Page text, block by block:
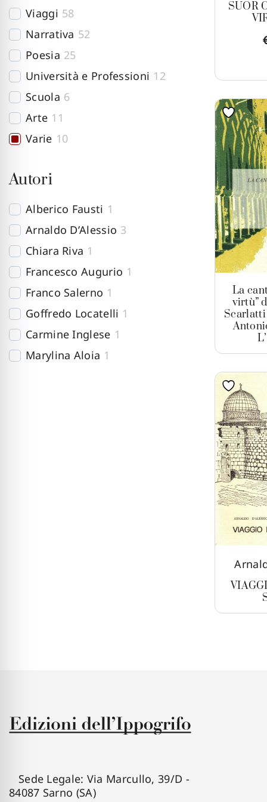
SUOR
La
virtù”
Scarlatti
Viaggi 58
Narrativa 52
Poesia 25
Università e Professioni 12
Scuola 6
Arte 11
Varie 10
Autori
Alberico Fausti 1
Arnaldo D’Alessio 3
Chiara Riva 1
Francesco Augurio 1
Franco Salerno 1
Goffredo Locatelli 1
Carmine Inglese 1
Marylina Aloia 1
Sede Legale: Via Marcullo, 39/D -
84087 Sarno (SA)